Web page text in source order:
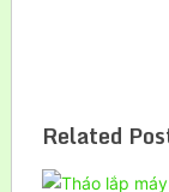
Related